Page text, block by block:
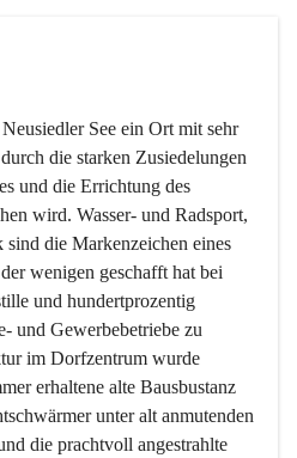
See ein Ort mit sehr
die starken Zusiedelungen
und die Errichtung des
wird. Wasser- und Radsport,
die Markenzeichen eines
wenigen geschafft hat bei
und hundertprozentig
und Gewerbebetriebe zu
im Dorfzentrum wurde
erhaltene alte Bausbustanz
unter alt anmutenden
die prachtvoll angestrahlte